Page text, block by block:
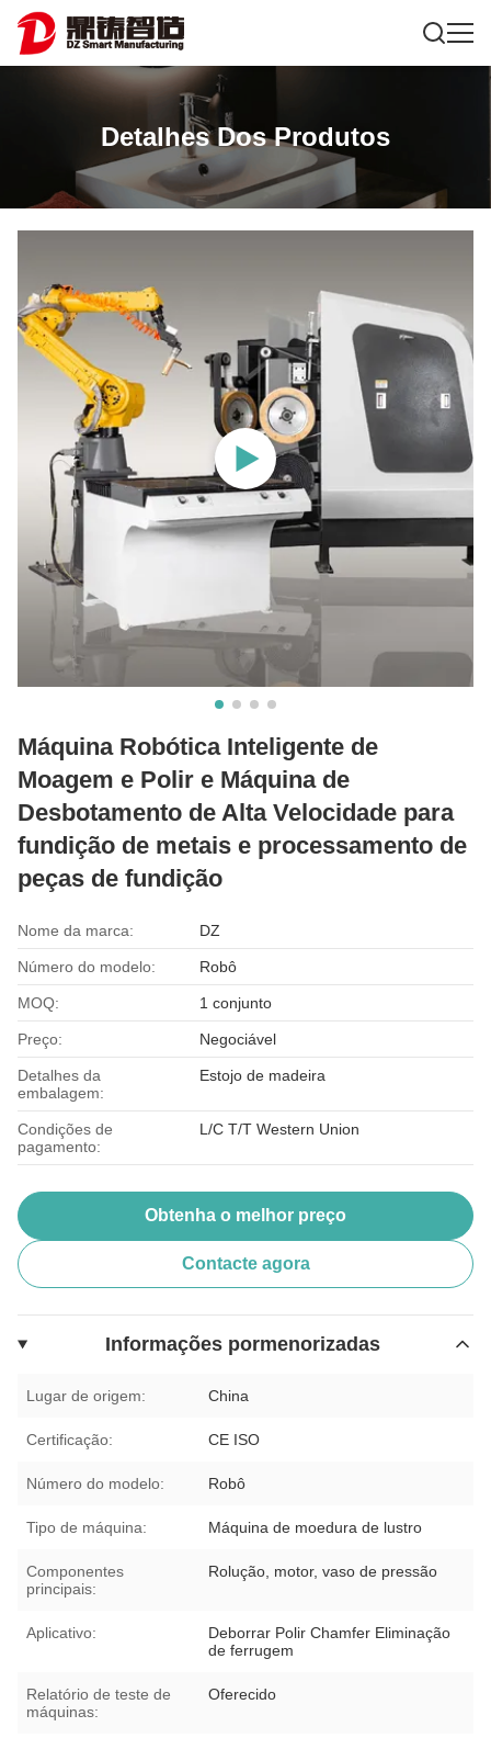
Detalhes Dos Produtos
Máquina Robótica Inteligente de
Moagem e Polir e Máquina de
Desbotamento de Alta Velocidade para
fundição de metais e processamento de
peças de fundição
Nome da marca: DZ
Número do modelo: Robô
MOQ: 1 conjunto
Preço: Negociável
Detalhes da
embalagem:
Estojo de madeira
Condições de
pagamento:
L/C T/T Western Union
Obtenha o melhor preço
Contacte agora
Informações pormenorizadas
Lugar de origem: China
Certificação: CE ISO
Número do modelo: Robô
Tipo de máquina: Máquina de moedura de lustro
Componentes
principais:
Rolução, motor, vaso de pressão
Aplicativo:
Deborrar Polir Chamfer Eliminação
de ferrugem
Relatório de teste de
máquinas:
Oferecido